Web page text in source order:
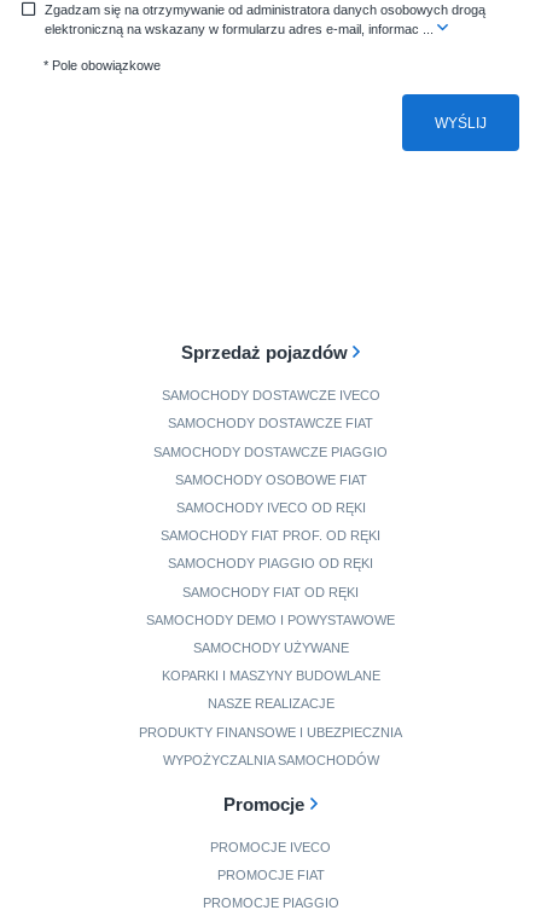
Zgadzam się na otrzymywanie od administratora danych osobowych drogą
elektroniczną na wskazany w formularzu adres e-mail, informac
* Pole obowiązkowe
WYŚLIJ
Sprzedaż pojazdów
SAMOCHODY DOSTAWCZE IVECO
SAMOCHODY DOSTAWCZE FIAT
SAMOCHODY DOSTAWCZE PIAGGIO
SAMOCHODY OSOBOWE FIAT
SAMOCHODY IVECO OD RĘKI
SAMOCHODY FIAT PROF. OD RĘKI
SAMOCHODY PIAGGIO OD RĘKI
SAMOCHODY FIAT OD RĘKI
SAMOCHODY DEMO I POWYSTAWOWE
SAMOCHODY UŻYWANE
KOPARKI I MASZYNY BUDOWLANE
NASZE REALIZACJE
PRODUKTY FINANSOWE I UBEZPIECZNIA
WYPOŻYCZALNIA SAMOCHODÓW
Promocje
PROMOCJE IVECO
PROMOCJE FIAT
PROMOCJE PIAGGIO